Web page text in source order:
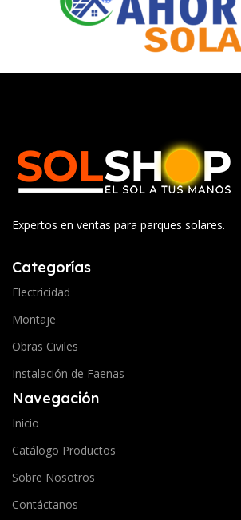
Expertos en ventas para parques solares.
Categorías
Electricidad
Montaje
Obras Civiles
Instalación de Faenas
Navegación
Inicio
Catálogo Productos
Sobre Nosotros
Contáctanos